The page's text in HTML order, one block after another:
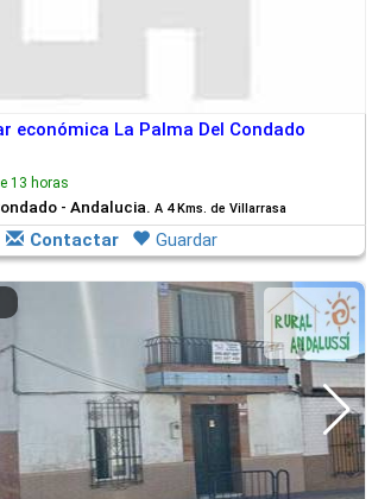
económica La Palma Del Condado
13 horas
- Andalucia. A 4 Kms. de Villarrasa
Contactar Guardar